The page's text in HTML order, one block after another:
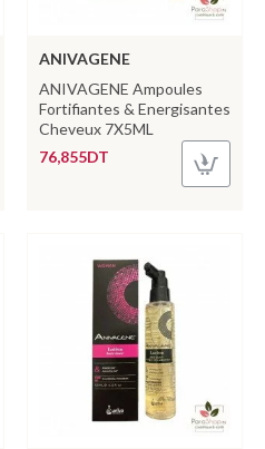
ANIVAGENE
ANIVAGENE Ampoules
Fortifiantes & Energisantes
Cheveux 7X5ML
76,855DT